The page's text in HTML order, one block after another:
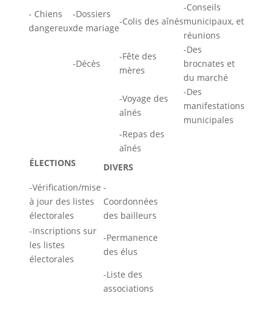
- Chiens
dangereux
-Dossiers
de mariage
-Colis des aînés
-Conseils
municipaux, et
réunions
-Décès
-Fête des
mères
-Des
brocnates et
du marché
-Voyage des
aînés
-Des
manifestations
municipales
-Repas des
aînés
ÉLECTIONS
DIVERS
-Vérification/mise
à jour des listes
électorales
-
Coordonnées
des bailleurs
-Inscriptions sur
les listes
électorales
-Permanence
des élus
-Liste des
associations